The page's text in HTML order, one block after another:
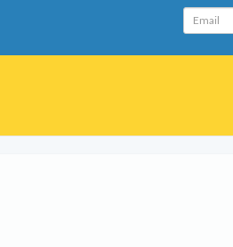
Email